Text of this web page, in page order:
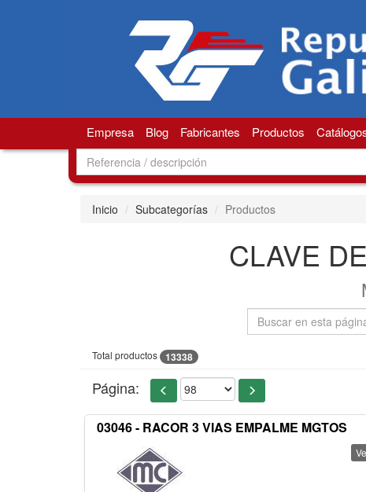
Empresa Blog Fabricantes Productos
Inicio Subcategorías Productos
CLAVE
Total productos 13338
Página:
03046 - RACOR 3 VIAS EMPALME MGTOS